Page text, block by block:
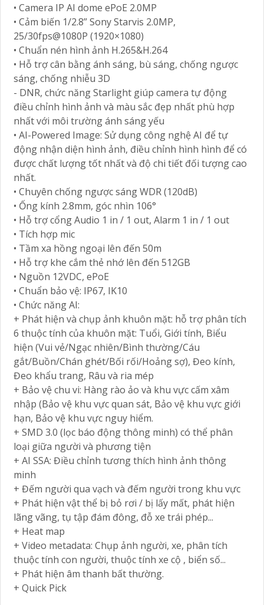
• Camera IP AI dome ePoE 2.0MP
• Cảm biến 1/2.8” Sony Starvis 2.0MP,
25/30fps@1080P (1920×1080)
• Chuẩn nén hình ảnh H.265&H.264
• Hỗ trợ cân bằng ánh sáng, bù sáng, chống ngược
sáng, chống nhiễu 3D
- DNR, chức năng Starlight giúp camera tự động
điều chỉnh hình ảnh và màu sắc đẹp nhất phù hợp
nhất với môi trường ánh sáng yếu
• AI-Powered Image: Sử dụng công nghệ AI để tự
động nhận diện hình ảnh, điều chỉnh hình hình để có
được chất lượng tốt nhất và độ chi tiết đối tượng cao
nhất.
• Chuyên chống ngược sáng WDR (120dB)
• Ống kính 2.8mm, góc nhìn 106°
• Hỗ trợ cổng Audio 1 in / 1 out, Alarm 1 in / 1 out
• Tích hợp mic
• Tầm xa hồng ngoại lên đến 50m
• Hỗ trợ khe cắm thẻ nhớ lên đến 512GB
• Nguồn 12VDC, ePoE
• Chuẩn bảo vệ: IP67, IK10
• Chức năng AI:
+ Phát hiện và chụp ảnh khuôn mặt: hỗ trợ phân tích
6 thuộc tính của khuôn mặt: Tuổi, Giới tính, Biểu
hiện (Vui vẻ/Ngạc nhiên/Bình thường/Cáu
gắt/Buồn/Chán ghét/Bối rối/Hoảng sợ), Đeo kính,
Đeo khẩu trang, Râu và ria mép
+ Bảo vệ chu vi: Hàng rào ảo và khu vực cấm xâm
nhập (Bảo vệ khu vực quan sát, Bảo vệ khu vực giới
hạn, Bảo vệ khu vực nguy hiểm.
+ SMD 3.0 (lọc báo động thông minh) có thể phân
loại giữa người và phương tiện
+ AI SSA: Điều chỉnh tương thích hình ảnh thông
minh
+ Đếm người qua vạch và đếm người trong khu vực
+ Phát hiện vật thể bị bỏ rơi / bị lấy mất, phát hiện
lãng vãng, tụ tập đám đông, đỗ xe trái phép...
+ Heat map
+ Video metadata: Chụp ảnh người, xe, phân tích
thuộc tính con người, thuộc tính xe cộ , biển số...
+ Phát hiện âm thanh bất thường.
+ Quick Pick